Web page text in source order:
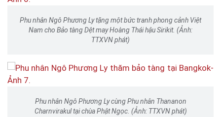
Phu nhân Ngô Phương Ly tặng một bức tranh phong cảnh Việt
Nam cho Bảo tàng Dệt may Hoàng Thái hậu Sirikit. (Ảnh:
TTXVN phát)
Phu nhân Ngô Phương Ly cùng Phu nhân Thananon
Charnvirakul tại chùa Phật Ngọc. (Ảnh: TTXVN phát)